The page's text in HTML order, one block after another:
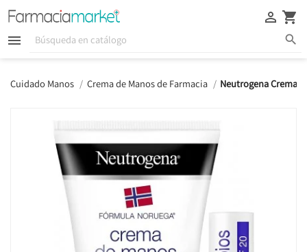
  
 
Cuidado Manos Crema de Manos de Farmacia Neutrogena Crema